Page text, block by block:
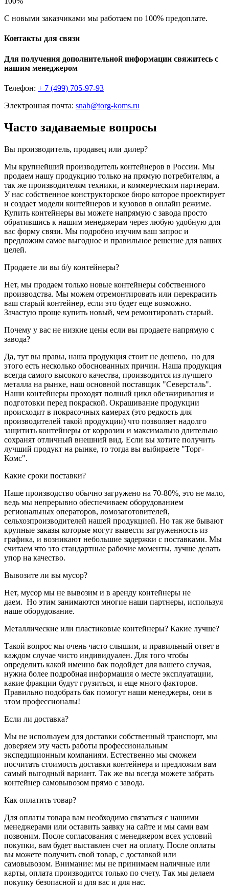
С новыми заказчиками мы работаем по 100% предоплате.
Контакты для связи
Для получения дополнительной информации свяжитесь с
нашим менеджером
Телефон: + 7 (499) 705-97-93
Электронная почта: snab@torg-koms.ru
Часто задаваемые вопросы
Вы производитель, продавец или дилер?
Мы крупнейший производитель контейнеров в России. Мы
продаем нашу продукцию только на прямую потребителям, а
так же производителям техники, и коммерческим партнерам.
У нас собственное конструкторское бюро которое проектирует
и создает модели контейнеров и кузовов в онлайн режиме.
Купить контейнеры вы можете напрямую с завода просто
обратившись к нашим менеджерам через любую удобную для
вас форму связи. Мы подробно изучим ваш запрос и
предложим самое выгодное и правильное решение для ваших
целей.
Продаете ли вы б/у контейнеры?
Нет, мы продаем только новые контейнеры собственного
производства. Мы можем отремонтировать или перекрасить
ваш старый контейнер, если это будет еще возможно.
Зачастую проще купить новый, чем ремонтировать старый.
Почему у вас не низкие цены если вы продаете напрямую с
завода?
Да, тут вы правы, наша продукция стоит не дешево, но для
этого есть несколько обоснованных причин. Наша продукция
всегда самого высокого качества, производится из лучшего
металла на рынке, наш основной поставщик "Северсталь".
Наши контейнеры проходят полный цикл обезжиривания и
подготовки перед покраской. Окрашивание продукции
происходит в покрасочных камерах (это редкость для
производителей такой продукции) что позволяет надолго
защитить контейнеры от коррозии и максимально длительно
сохранят отличный внешний вид. Если вы хотите получить
лучший продукт на рынке, то тогда вы выбираете "Торг-
Комс".
Какие сроки поставки?
Наше производство обычно загружено на 70-80%, это не мало,
ведь мы непрерывно обеспечиваем оборудованием
региональных операторов, ломозаготовителей,
сельхозпроизводителей нашей продукцией. Но так же бывают
крупные заказы которые могут вывести загруженность из
графика, и возникают небольшие задержки с поставками. Мы
считаем что это стандартные рабочие моменты, лучше делать
упор на качество.
Вывозите ли вы мусор?
Нет, мусор мы не вывозим и в аренду контейнеры не
даем. Но этим занимаются многие наши партнеры, используя
наше оборудование.
Металлические или пластиковые контейнеры? Какие лучше?
Такой вопрос мы очень часто слышим, и правильный ответ в
каждом случае чисто индивидуален. Для того чтобы
определить какой именно бак подойдет для вашего случая,
нужна более подробная информация о месте эксплуатации,
какие фракции будут грузиться, и еще много факторов.
Правильно подобрать бак помогут наши менеджеры, они в
этом профессионалы!
Если ли доставка?
Мы не используем для доставки собственный транспорт, мы
доверяем эту часть работы профессиональным
экспедиционным компаниям. Естественно мы сможем
посчитать стоимость доставки контейнера и предложим вам
самый выгодный вариант. Так же вы всегда можете забрать
контейнер самовывозом прямо с завода.
Как оплатить товар?
Для оплаты товара вам необходимо связаться с нашими
менеджерами или оставить заявку на сайте и мы сами вам
позвоним. После согласования с менеджером всех условий
покупки, вам будет выставлен счет на оплату. После оплаты
вы можете получить свой товар, с доставкой или
самовывозом. Внимание: мы не принимаем наличные или
карты, оплата производится только по счету. Так мы делаем
покупку безопасной и для вас и для нас.